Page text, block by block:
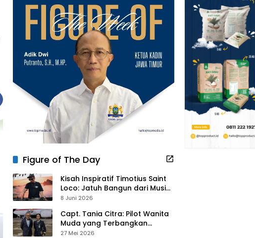
Figure of The Day
Kisah Inspiratif Timotius Saint
Loco: Jatuh Bangun dari Musik,
Pelayanan Pastor, hingga
8 Juni 2026
Capt. Tania Citra: Pilot Wanita
Muda yang Terbangkan
Pesawat Presiden Prabowo ke
27 Mei 2026